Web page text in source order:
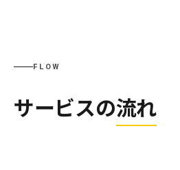
FLOW
サービスの流れ